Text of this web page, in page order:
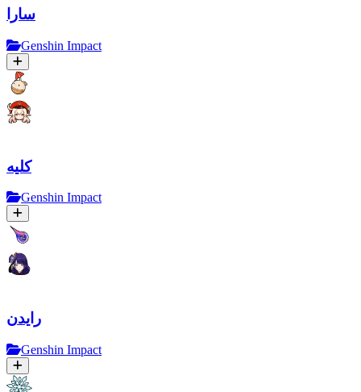
سارا
Genshin Impact
کلیه
Genshin Impact
رایدن
Genshin Impact